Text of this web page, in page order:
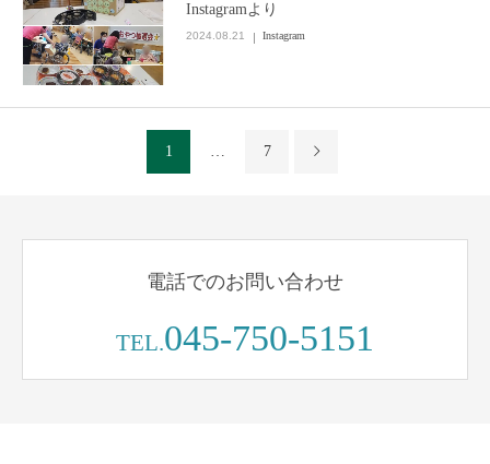
Instagramより
2024.08.21 Instagram
1 7
電話でのお問い合わせ
TEL.045-750-5151